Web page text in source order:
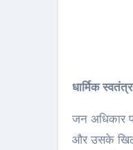
धार्मिक
जन अधिकार
और उसके